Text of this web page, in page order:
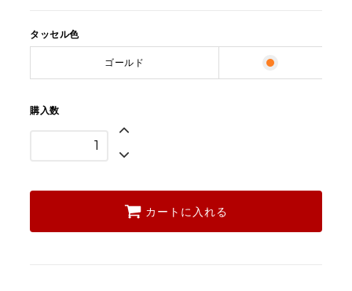
タッセル色
ゴールド
購入数
カートに入れる